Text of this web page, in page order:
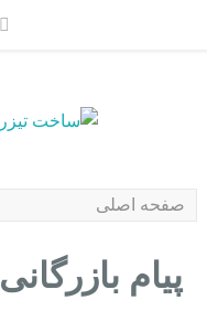
پیام بازرگانی